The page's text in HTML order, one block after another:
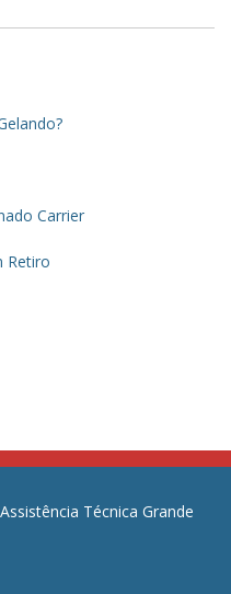
Carrier
Retiro
Técnica Grande